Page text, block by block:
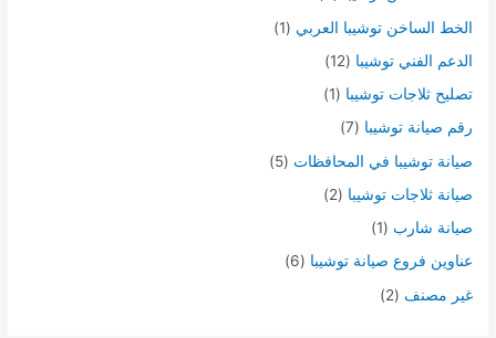
الخط الساخن توشيبا العربي (1)
الدعم الفني توشيبا (12)
تصليح ثلاجات توشيبا (1)
رقم صيانة توشيبا (7)
صيانة توشيبا في المحافظات (5)
صيانة ثلاجات توشيبا (2)
صيانة شارب (1)
عناوين فروع صيانة توشيبا (6)
غير مصنف (2)